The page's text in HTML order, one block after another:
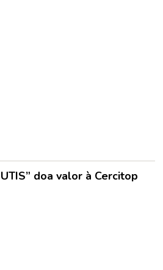
doa valor à Cercitop